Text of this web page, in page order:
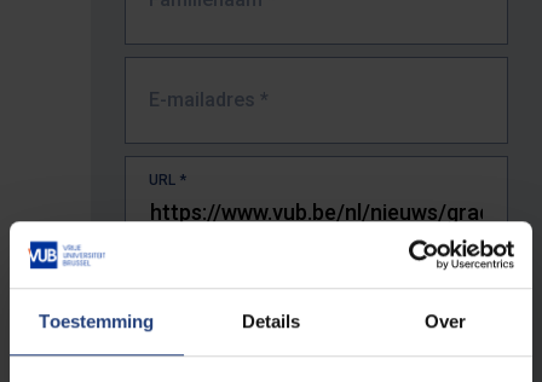
Toestemming Details Over
E-mailadres *
URL *
De volledige URL van de pagina waar je de fout zag.